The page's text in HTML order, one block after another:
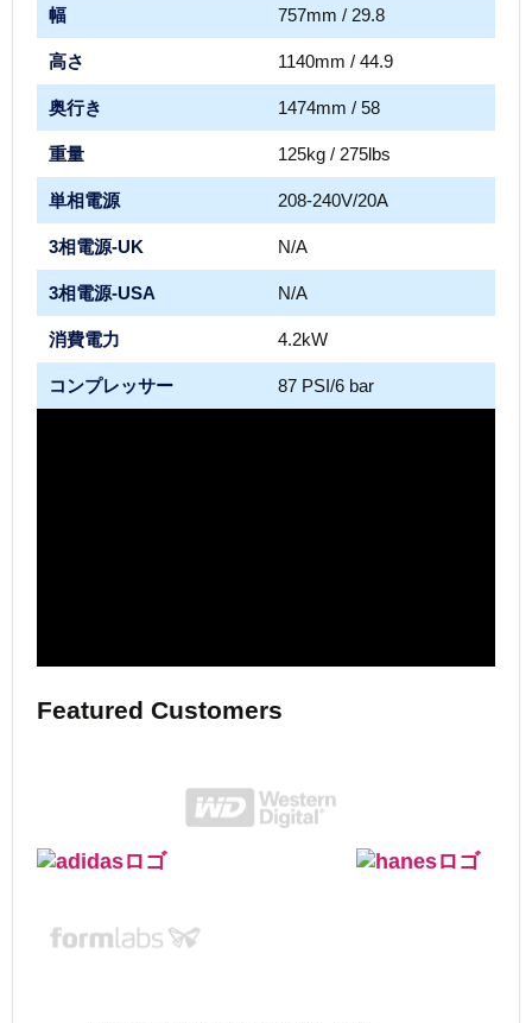
幅 757mm / 29.8
高さ 1140mm / 44.9
奥行き 1474mm / 58
重量 125kg / 275lbs
単相電源 208-240V/20A
3相電源-UK N/A
3相電源-USA N/A
消費電力 4.2kW
コンプレッサー 87 PSI/6 bar
Featured Customers